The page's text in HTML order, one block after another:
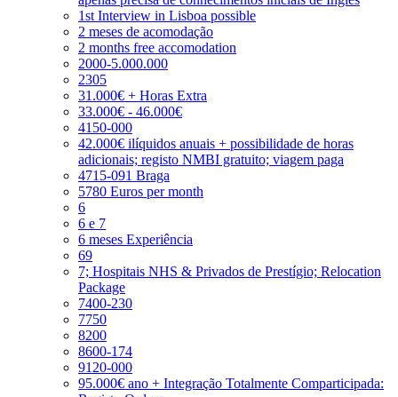
1st Interview in Lisboa possible
2 meses de acomodação
2 months free accomodation
2000-5.000.000
2305
31.000€ + Horas Extra
33.000€ - 46.000€
4150-000
42.000€ ilíquidos anuais + possibilidade de horas
adicionais; registo NMBI gratuito; viagem paga
4715-091 Braga
5780 Euros per month
6
6 e 7
6 meses Experiência
69
7; Hospitais NHS & Privados de Prestígio; Relocation
Package
7400-230
7750
8200
8600-174
9120-000
95.000€ ano + Integração Totalmente Comparticipada: